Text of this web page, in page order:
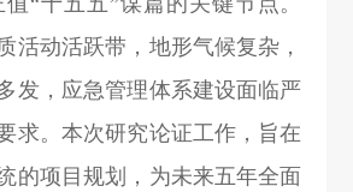
活动活跃带，地形气候复杂，
发，应急管理体系建设面临严
求。本次研究论证工作，旨在
的项目规划，为未来五年全面